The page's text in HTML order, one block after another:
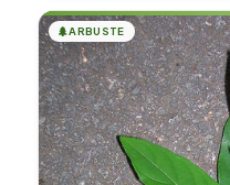
🌲ARBUSTE